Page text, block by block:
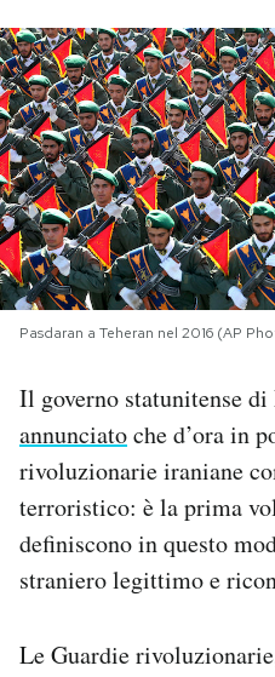
Sport
PODCAST
NEWSLETTER
I MIEI PREFERITI
CALENDARIO
AREA PERSONALE
Area Personale
Notifiche mobile
Pasdaran a Teheran nel 2016 (AP
Il governo statunitense
annunciatoche d’ora in
rivoluzionarie iraniane
terroristico: è la prima
definiscono in questo
straniero legittimo e
Le Guardie